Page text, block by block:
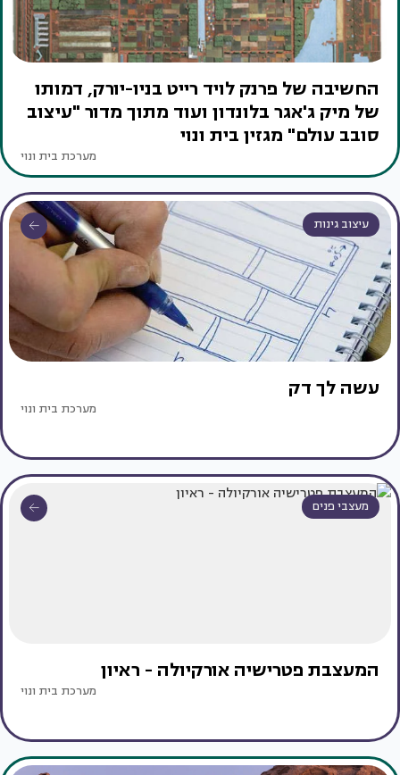
החשיבה של פרנק לויד רייט בניו-יורק, דמותו
של מיק ג'אגר בלונדון ועוד מתוך מדור "עיצוב
סובב עולם" מגזין בית ונוי
מערכת בית ונוי
עיצוב גינות
עשה לך דק
מערכת בית ונוי
מעצבי פנים
המעצבת פטרישיה אורקיולה - ראיון
מערכת בית ונוי